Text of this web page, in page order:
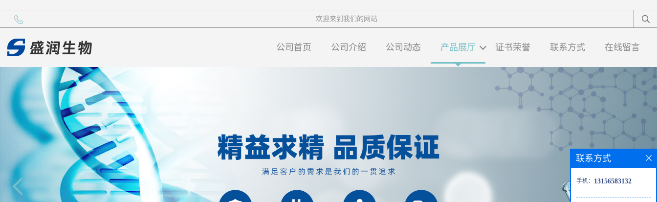
欢迎来到我们的网站
公司首页 公司介绍 公司动态 产品展厅 证书荣誉 联系方式 在线留言
联系方式
手机： 13156583132